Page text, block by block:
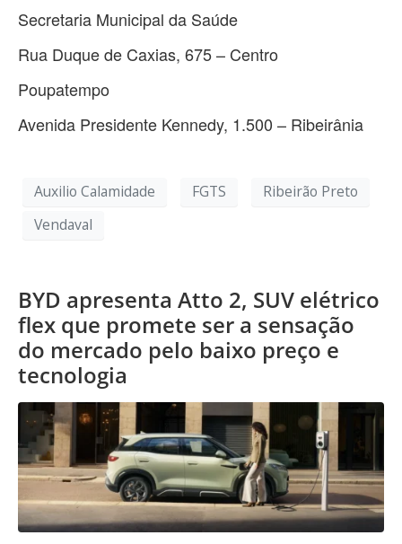
Secretaria Municipal da Saúde
Rua Duque de Caxias, 675 – Centro
Poupatempo
Avenida Presidente Kennedy, 1.500 – Ribeirânia
Auxilio Calamidade FGTS
Ribeirão Preto
Vendaval
BYD apresenta Atto 2, SUV elétrico
flex que promete ser a sensação
do mercado pelo baixo preço e
tecnologia